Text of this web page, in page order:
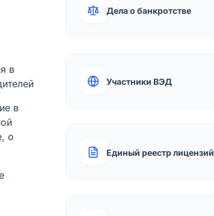
в
в
о
Дела о банкротстве
Участники ВЭД
Единый реестр лицензий